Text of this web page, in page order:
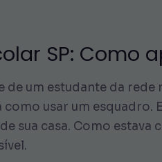
SP:
de um estudante da
usar um esquadro.
sua casa. Como